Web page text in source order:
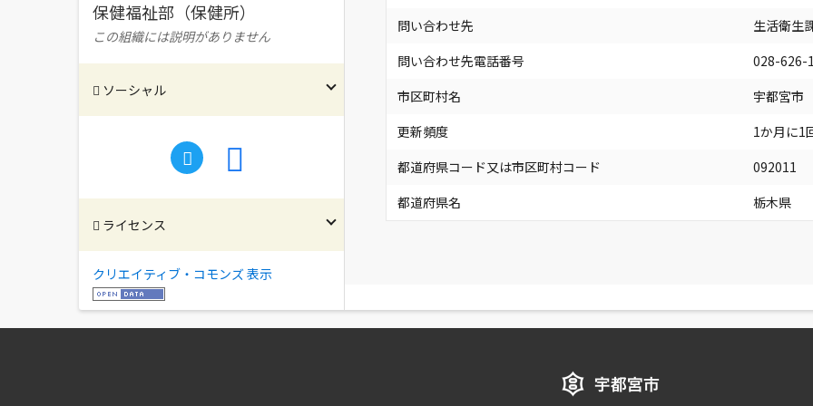
保健福祉部（保健所）
この組織には説明がありません
ソーシャル
ライセンス
クリエイティブ・コモンズ 表示
問い合わせ先
生活衛生
問い合わせ先電話番号
028-626-
市区町村名
宇都宮市
更新頻度
1か月に1
都道府県コード又は市区町村コード
092011
都道府県名
栃木県